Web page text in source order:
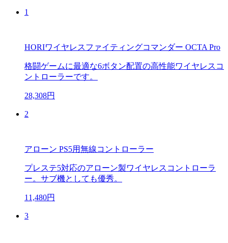
1
HORIワイヤレスファイティングコマンダー OCTA Pro
格闘ゲームに最適な6ボタン配置の高性能ワイヤレスコ
ントローラーです。
28,308円
2
アローン PS5用無線コントローラー
プレステ5対応のアローン製ワイヤレスコントローラ
ー。サブ機としても優秀。
11,480円
3